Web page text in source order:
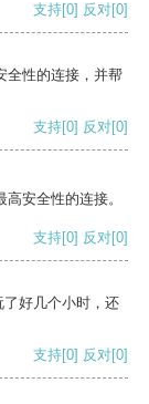
支持[0] 反对[0]
全性的连接，并帮
支持[0] 反对[0]
安全性的连接。
支持[0] 反对[0]
好几个小时，还
支持[0] 反对[0]